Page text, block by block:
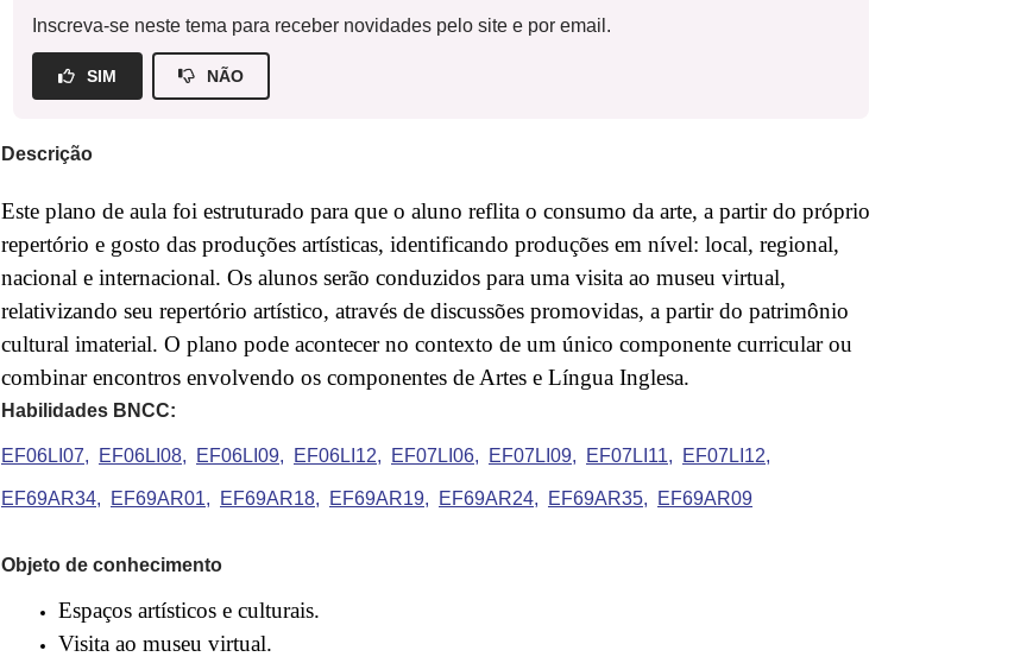
Inscreva-se neste tema para receber novidades pelo site e por email.
SIM NÃO
Descrição
Este plano de aula foi estruturado para que o aluno reflita o consumo da arte, a partir do próprio
repertório e gosto das produções artísticas, identificando produções em nível: local, regional,
nacional e internacional. Os alunos serão conduzidos para uma visita ao museu virtual,
relativizando seu repertório artístico, através de discussões promovidas, a partir do patrimônio
cultural imaterial. O plano pode acontecer no contexto de um único componente curricular ou
combinar encontros envolvendo os componentes de Artes e Língua Inglesa.
Habilidades BNCC:
EF06LI07 EF06LI08 EF06LI09 EF06LI12 EF07LI06 EF07LI09 EF07LI11 EF07LI12
EF69AR34 EF69AR01 EF69AR18 EF69AR19 EF69AR24 EF69AR35 EF69AR09
Objeto de conhecimento
Espaços artísticos e culturais.
Visita ao museu virtual.